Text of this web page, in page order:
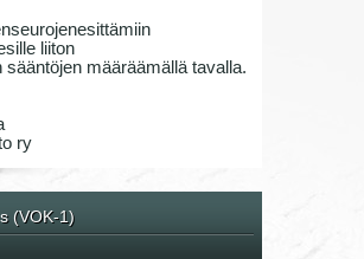
liiton
määräämällä tavalla.
ry
(VOK-1)